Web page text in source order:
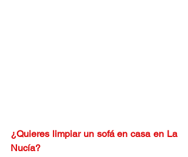
¿Quieres limpiar un sofá en casa en La
Nucía?